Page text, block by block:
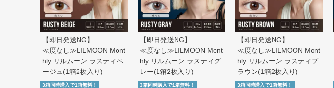
【即日発送NG】
≪度なし≫LILMOON Mont
hly リルムーン ラスティベ
ージュ(1箱2枚入り)
3箱同時購入で1箱無料！
【即日発送NG】
≪度なし≫LILMOON Mont
hly リルムーン ラスティグ
レー(1箱2枚入り)
3箱同時購入で1箱無料！
【即日発送NG】
≪度なし≫LILMOON Mont
hly リルムーン ラスティブ
ラウン(1箱2枚入り)
3箱同時購入で1箱無料！